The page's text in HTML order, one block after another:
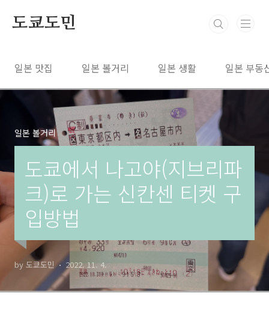
도쿄도민
일본 맛집 일본 볼거리 일본 생활 일본 부동
일본 볼거리
도쿄에서 나고야(지브리파
크)로 가는 신칸센 티켓 구
입방법
by 도쿄도민 2022. 11. 4.